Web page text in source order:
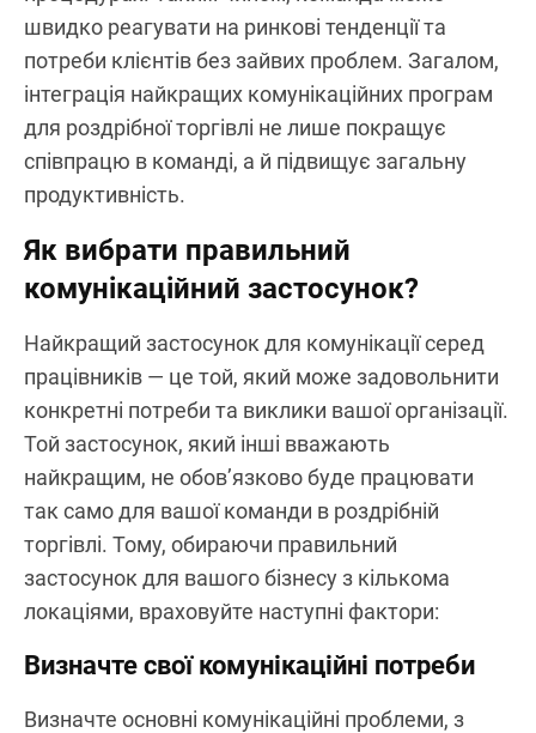
швидко реагувати на ринкові тенденції та
потреби клієнтів без зайвих проблем. Загалом,
інтеграція найкращих комунікаційних програм
для роздрібної торгівлі не лише покращує
співпрацю в команді, а й підвищує загальну
продуктивність.
Як вибрати правильний
комунікаційний застосунок?
Найкращий застосунок для комунікації серед
працівників — це той, який може задовольнити
конкретні потреби та виклики вашої організації.
Той застосунок, який інші вважають
найкращим, не обов’язково буде працювати
так само для вашої команди в роздрібній
торгівлі. Тому, обираючи правильний
застосунок для вашого бізнесу з кількома
локаціями, враховуйте наступні фактори:
Визначте свої комунікаційні потреби
Визначте основні комунікаційні проблеми, з